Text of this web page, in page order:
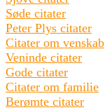
Søde citater
Peter Plys citater
Citater om venskab
Veninde citater
Gode citater
Citater om familie
Berømte citater